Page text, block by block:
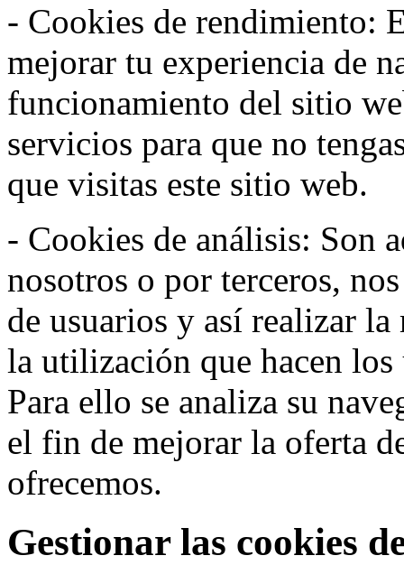
- Cookies de rendimiento:
mejorar tu experiencia de
funcionamiento del sitio
servicios para que no
que visitas este sitio web.
- Cookies de análisis: Son
nosotros o por terceros,
de usuarios y así realizar
la utilización que hacen
Para ello se analiza su
el fin de mejorar la oferta
ofrecemos.
Gestionar las cookies